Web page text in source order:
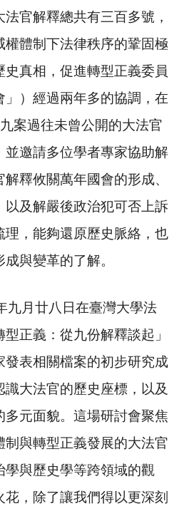
官解釋總共有三百多號，
權體制下法律秩序的鞏固極
真相，促進轉型正義委員
）經過兩年多的協調，在
案過往未曾公開的大法官
並邀請多位學者專家協助解
釋攸關萬年國會的形成、
以及解嚴後政治犯可否上訴
理，能夠還原歷史脈絡，也
與變革的了解。
九月廿八日在臺灣大學法
正義：從九份解釋談起」
發表相關檔案的初步研究成
大法官的歷史座標，以及
多元面貌。這場研討會聚焦
與轉型正義發展的大法官
學與歷史學等跨領域的觀
，除了讓我們得以更深刻